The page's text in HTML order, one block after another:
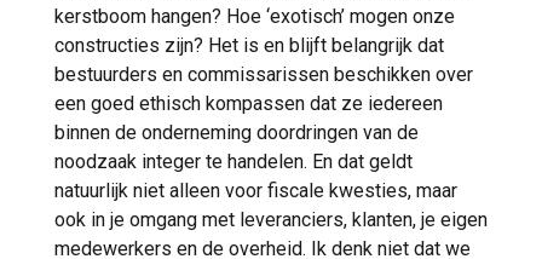
kerstboom hangen? Hoe ‘exotisch’ mogen onze
constructies zijn? Het is en blijft belangrijk dat
bestuurders en commissarissen beschikken over
een goed ethisch kompassen dat ze iedereen
binnen de onderneming doordringen van de
noodzaak integer te handelen. En dat geldt
natuurlijk niet alleen voor fiscale kwesties, maar
ook in je omgang met leveranciers, klanten, je eigen
medewerkers en de overheid. Ik denk niet dat we